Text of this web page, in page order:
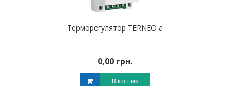
Терморегулятор TERNEO a
0,00 грн.
В кошик